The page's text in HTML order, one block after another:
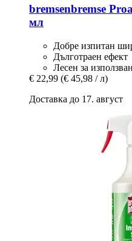
bremsenbremse
мл
Добре изпитан
Дълготраен ефект
Лесен за
€ 22,99 (€ 45,98 / л)
Доставка до 17. август